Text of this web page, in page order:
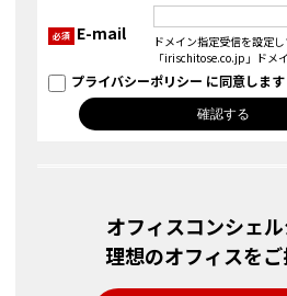
必須 E-mail
ドメイン指定受信を設定
「irischitose.co.jp」ドメ
プライバシーポリシー に同意します
オフィスコンシェ
理想のオフィスをご